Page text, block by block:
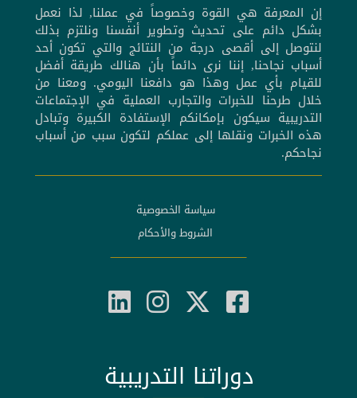
إن المعرفة هي القوة وخصوصاً في عملنا, لذا نعمل
بشكل دائم على تحديث وتطوير أنفسنا ونلتزم بذلك
لنتوصل إلى أقصى درجة من النتائج والتي تكون أحد
أسباب نجاحنا, إننا نرى دائماً بأن هنالك طريقة أفضل
للقيام بأي عمل وهذا هو دافعنا اليومي. ومعنا من
خلال طرحنا للخبرات والتجارب العملية في الإجتماعات
التدريبية سيكون بإمكانكم الإستفادة الكبيرة وتبادل
هذه الخبرات ونقلها إلى عملكم لتكون سبب من أسباب
نجاحكم.
سياسة الخصوصية
الشروط والأحكام
دوراتنا التدريبية